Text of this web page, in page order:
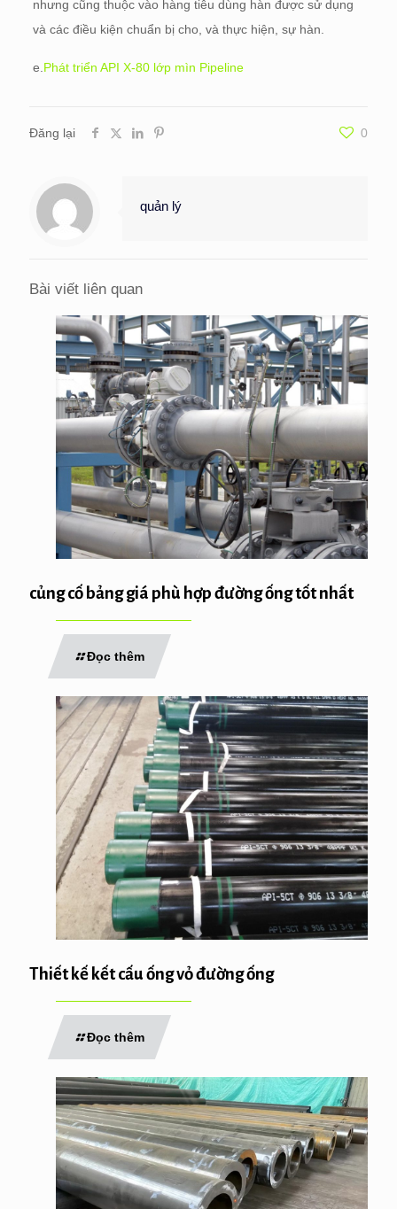
nhưng cũng thuộc vào hàng tiêu dùng hàn được sử dụng
và các điều kiện chuẩn bị cho, và thực hiện, sự hàn.
e. Phát triển API X-80 lớp mìn Pipeline
Đăng lại 0
quản lý
Bài viết liên quan
củng cố bảng giá phù hợp đường ống tốt nhất
Đọc thêm
Thiết kế kết cấu ống vỏ đường ống
Đọc thêm